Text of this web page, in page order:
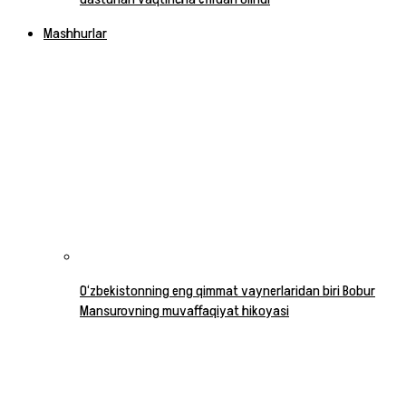
Mashhurlar
O‘zbekistonning eng qimmat vaynerlaridan biri Bobur
Mansurovning muvaffaqiyat hikoyasi